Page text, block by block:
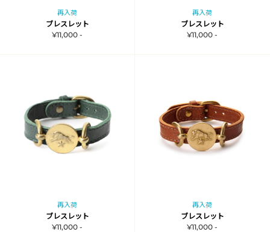
再入荷
ブレスレット
¥11,000 -
再入荷
ブレスレット
¥11,000 -
再入荷
ブレスレット
¥11,000 -
再入荷
ブレスレット
¥11,000 -